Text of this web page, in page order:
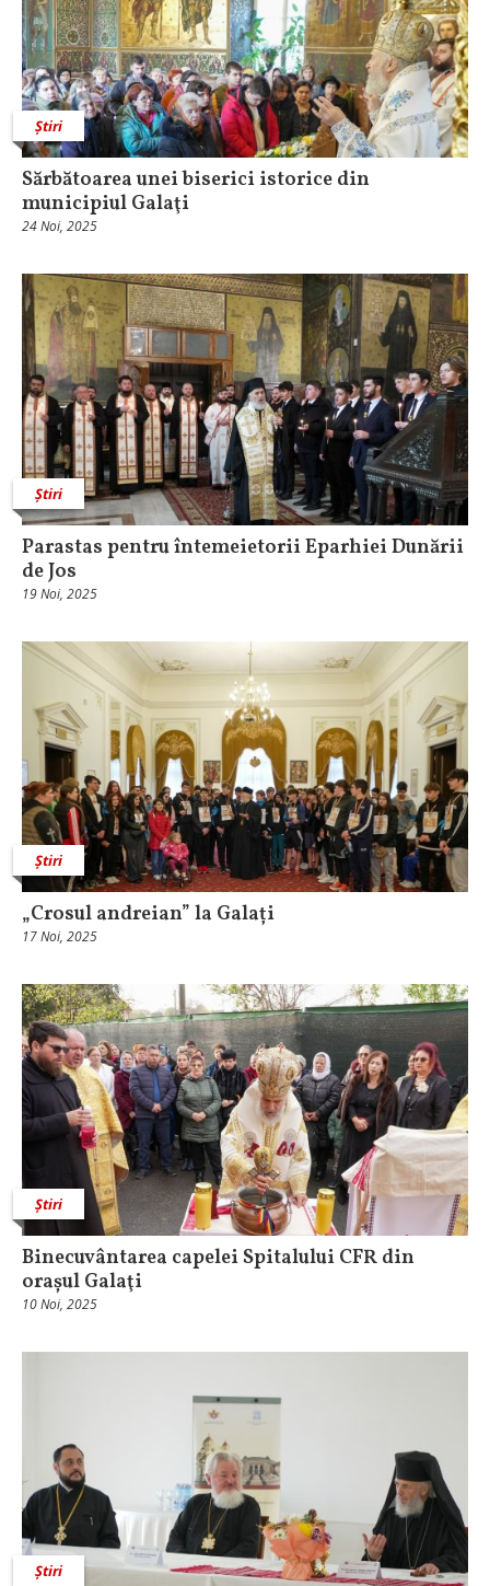
Știri
Sărbătoarea unei biserici istorice din
municipiul Galaţi
24 Noi, 2025
Știri
Parastas pentru întemeietorii Eparhiei Dunării
de Jos
19 Noi, 2025
Știri
„Crosul andreian” la Galați
17 Noi, 2025
Știri
Binecuvântarea capelei Spitalului CFR din
orașul Galaţi
10 Noi, 2025
Știri